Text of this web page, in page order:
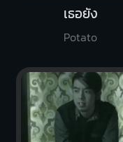
เธอยัง
Potato